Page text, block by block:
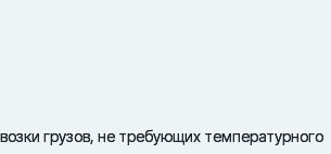
грузов, не требующих температурного